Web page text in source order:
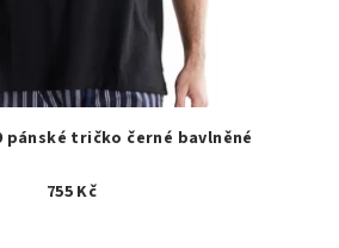
pánské tričko černé bavlněné
755 Kč